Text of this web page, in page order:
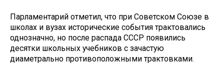
Парламентарий отметил, что при Советском Союзе в
школах и вузах исторические события трактовались
однозначно, но после распада СССР появились
десятки школьных учебников с зачастую
диаметрально противоположными трактовками.